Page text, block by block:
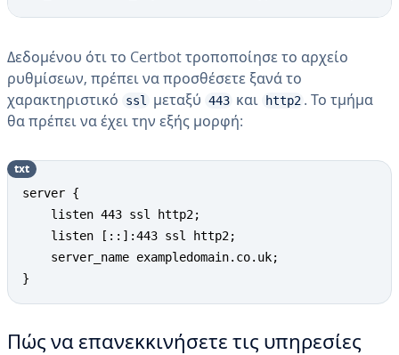
Δεδομένου ότι το Certbot τροποποίησε το αρχείο
ρυθμίσεων, πρέπει να προσθέσετε ξανά το
χαρακτηριστικό
ssl μεταξύ 443 και http2 . Το τμήμα
θα πρέπει να έχει την εξής μορφή:
server {
    listen 443 ssl http2;
    listen [::]:443 ssl http2;
    server_name exampledomain.co.uk;
}
txt
Πώς να επανεκκινήσετε τις υπηρεσίες